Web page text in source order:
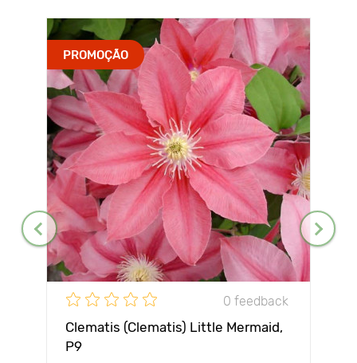
PROMOÇÃO
0 feedback
Clematis (Clematis) Little Mermaid,
P9